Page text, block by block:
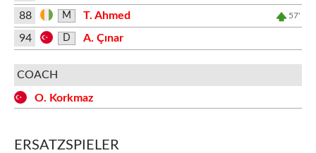
88 M T. Ahmed 57'
94 D A. Çınar
COACH
O. Korkmaz
ERSATZSPIELER